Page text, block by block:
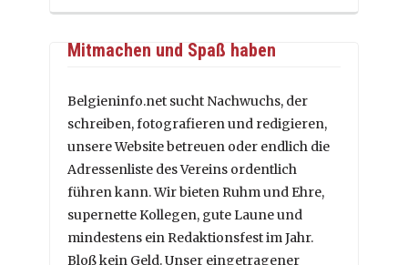
Mitmachen und Spaß haben
Belgieninfo.net sucht Nachwuchs, der
schreiben, fotografieren und redigieren,
unsere Website betreuen oder endlich die
Adressenliste des Vereins ordentlich
führen kann. Wir bieten Ruhm und Ehre,
supernette Kollegen, gute Laune und
mindestens ein Redaktionsfest im Jahr.
Bloß kein Geld. Unser eingetragener